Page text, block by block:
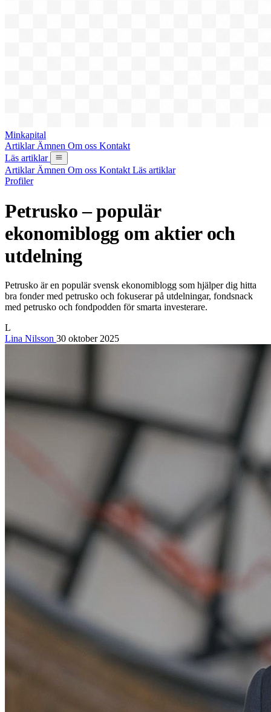
Minkapital
Artiklar Ämnen Om oss Kontakt
Läs artiklar
Artiklar Ämnen Om oss Kontakt Läs artiklar
Profiler
Petrusko – populär
ekonomiblogg om aktier och
utdelning
Petrusko är en populär svensk ekonomiblogg som hjälper dig hitta
bra fonder med petrusko och fokuserar på utdelningar, fondsnack
med petrusko och fondpodden för smarta investerare.
L
Lina Nilsson 30 oktober 2025